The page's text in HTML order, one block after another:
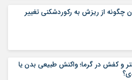
چگونه از ریزش به رکوردشکنی تغییر
و کفش در گرما؛ واکنش طبیعی بدن یا